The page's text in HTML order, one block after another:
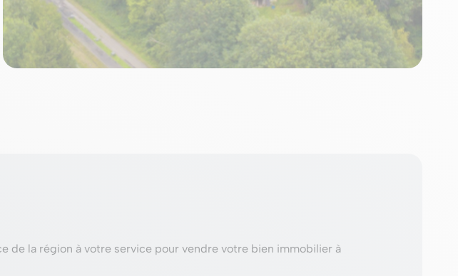
de la région à votre service pour vendre votre bien immobilier à